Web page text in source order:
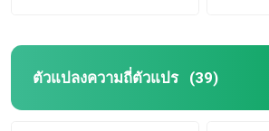
ตัวแปลงความถี่ตัวแปร (39)